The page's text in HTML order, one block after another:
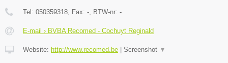
Tel: 050359318 , Fax: - , BTW-nr: -
E-mail › BVBA Recomed - Cochuyt Reginald
Website: http://www.recomed.be | Screenshot ▼